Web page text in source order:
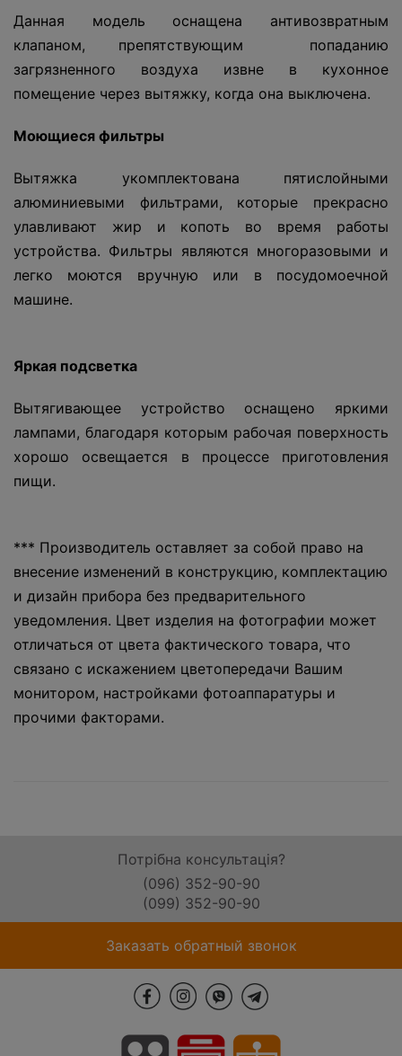
Данная модель оснащена антивозвратным
клапаном, препятствующим попаданию
загрязненного воздуха извне в кухонное
помещение через вытяжку, когда она выключена.
Моющиеся фильтры
Вытяжка укомплектована пятислойными
алюминиевыми фильтрами, которые прекрасно
улавливают жир и копоть во время работы
устройства. Фильтры являются многоразовыми и
легко моются вручную или в посудомоечной
машине.
Яркая подсветка
Вытягивающее устройство оснащено яркими
лампами, благодаря которым рабочая поверхность
хорошо освещается в процессе приготовления
пищи.
*** Производитель оставляет за собой право на
внесение изменений в конструкцию, комплектацию
и дизайн прибора без предварительного
уведомления. Цвет изделия на фотографии может
отличаться от цвета фактического товара, что
связано с искажением цветопередачи Вашим
монитором, настройками фотоаппаратуры и
прочими факторами.
Потрібна консультація?
(096) 352-90-90
(099) 352-90-90
Заказать обратный звонок